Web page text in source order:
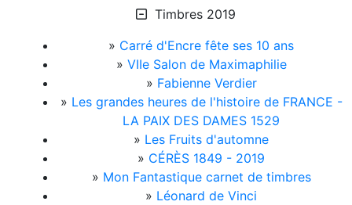
Timbres 2019
» Carré d'Encre fête ses 10 ans
» VIIe Salon de Maximaphilie
» Fabienne Verdier
» Les grandes heures de l'histoire de FRANCE -
LA PAIX DES DAMES 1529
» Les Fruits d'automne
» CÉRÈS 1849 - 2019
» Mon Fantastique carnet de timbres
» Léonard de Vinci